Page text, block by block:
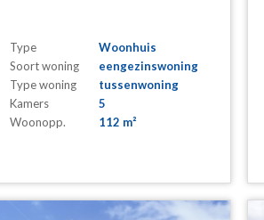
Type
Woonhuis
Soort woning
eengezinswoning
Type woning
tussenwoning
Kamers
5
Woonopp.
112 m²